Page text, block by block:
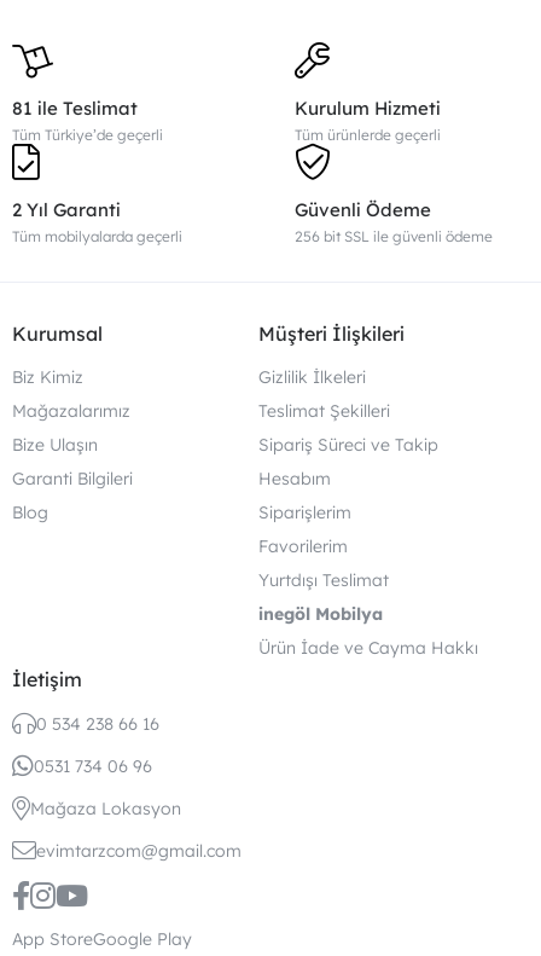
Dolap
52 cm
Karyola
196 cm
Çalışma Masası
60 cm
Komodin
42 cm
81 ile Teslimat
Tüm Türkiye’de geçerli
Kurulum Hizmeti
Tüm ürünlerde geçerli
2 Yıl Garanti
Tüm mobilyalarda geçerli
Güvenli Ödeme
256 bit SSL ile güvenli ödeme
Kurumsal
Biz Kimiz
Mağazalarımız
Bize Ulaşın
Garanti Bilgileri
Blog
Müşteri İlişkileri
Gizlilik İlkeleri
Teslimat Şekilleri
Sipariş Süreci ve Takip
Hesabım
Siparişlerim
Favorilerim
Yurtdışı Teslimat
inegöl Mobilya
Ürün İade ve Cayma Hakkı
İletişim
0 534 238 66 16
0531 734 06 96
Mağaza Lokasyon
evimtarzcom@gmail.com
App StoreGoogle Play